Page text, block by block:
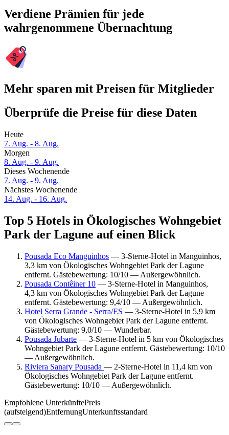
Verdiene Prämien für jede
wahrgenommene Übernachtung
Mehr sparen mit Preisen für Mitglieder
Überprüfe die Preise für diese Daten
Heute
7. Aug. - 8. Aug.
Morgen
8. Aug. - 9. Aug.
Dieses Wochenende
7. Aug. - 9. Aug.
Nächstes Wochenende
14. Aug. - 16. Aug.
Top 5 Hotels in Ökologisches Wohngebiet
Park der Lagune auf einen Blick
Pousada Eco Manguinhos — 3-Sterne-Hotel in Manguinhos,
3,3 km von Ökologisches Wohngebiet Park der Lagune
entfernt. Gästebewertung: 10/10 — Außergewöhnlich.
Pousada Contêiner 10 — 3-Sterne-Hotel in Manguinhos,
4,3 km von Ökologisches Wohngebiet Park der Lagune
entfernt. Gästebewertung: 9,4/10 — Außergewöhnlich.
Hotel Serra Grande - Serra/ES — 3-Sterne-Hotel in 5,9 km
von Ökologisches Wohngebiet Park der Lagune entfernt.
Gästebewertung: 9,0/10 — Wunderbar.
Pousada Jubarte — 3-Sterne-Hotel in 5 km von Ökologisches
Wohngebiet Park der Lagune entfernt. Gästebewertung: 10/10
— Außergewöhnlich.
Riviera Sanary Pousada — 2-Sterne-Hotel in 11,4 km von
Ökologisches Wohngebiet Park der Lagune entfernt.
Gästebewertung: 10/10 — Außergewöhnlich.
Empfohlene UnterkünftePreis
(aufsteigend)EntfernungUnterkunftsstandard